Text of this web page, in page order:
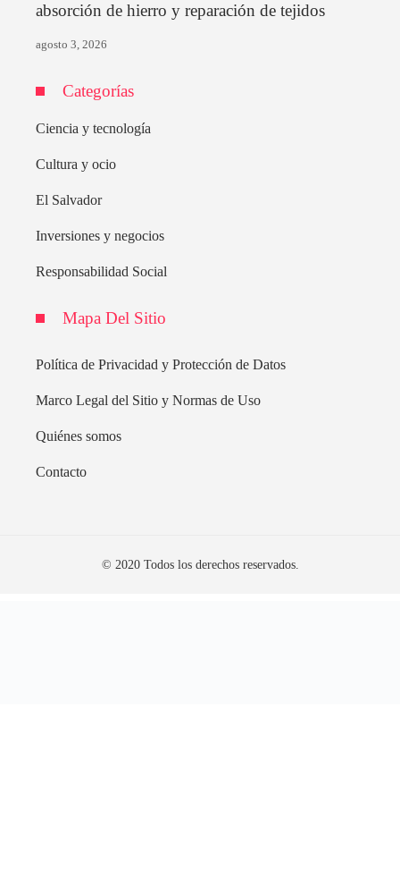
absorción de hierro y reparación de tejidos
agosto 3, 2026
Categorías
Ciencia y tecnología
Cultura y ocio
El Salvador
Inversiones y negocios
Responsabilidad Social
Mapa Del Sitio
Política de Privacidad y Protección de Datos
Marco Legal del Sitio y Normas de Uso
Quiénes somos
Contacto
© 2020 Todos los derechos reservados.